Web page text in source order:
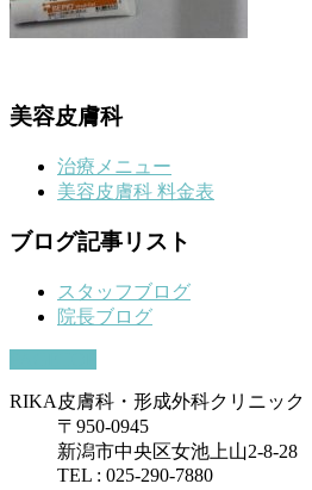
美容皮膚科
治療メニュー
美容皮膚科 料金表
ブログ記事リスト
スタッフブログ
院長ブログ
RIKA皮膚科・形成外科クリニック
〒950-0945
新潟市中央区女池上山2-8-28
TEL : 025-290-7880